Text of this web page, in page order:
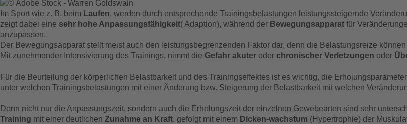
Im Sport wie z. B. beim Laufen, werden durch entsprechende Trainingsbelastungen leistungssteigernde
zeigt dabei eine sehr hohe Anpassungsfähigkeit( Adaption), während der Bewegungsapparat für
anzupassen.
Der Bewegungsapparat stellt meist auch den leistungsbegrenzenden Faktor dar, denn die Belastungsreize
Mit zunehmender Intensivierung des Trainings, nimmt die Gefahr akuter oder chronischer Verletzungen oder
Für die Beurteilung der körperlichen Belastbarkeit und des Trainingseffektes ist es wichtig, die
unter welchen Trainingsbelastungen mit einer Änderung bzw. Steigerung der Belastbarkeit mit welchen
Denn nicht nur die Anpassungszeit, sondern auch die Erholungszeit der einzelnen Gewebearten sind sehr
Training mit einer deutlichen Zunahme an Kraft, gefolgt mit einem Dicken-wachstum (Hypertrophie) der